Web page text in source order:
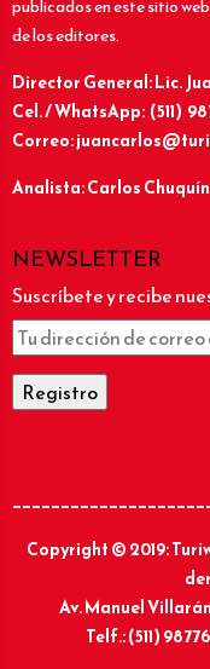
publicados en este sitio
de los editores.
Director General: Lic.
Cel. / WhatsApp: (511)
Correo:
Analista: Carlos
NEWSLETTER
Suscríbete y recibe
Copyright © 2019:
Av. Manuel
Telf.: (511)